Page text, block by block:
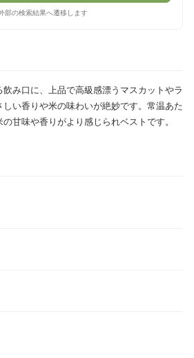
部の検索結果へ遷移します
み口に、上品で高級感漂うマスカットやラ
い香りや米の味わいが絶妙です。常温あた
甘味や香りがより感じられベストです。